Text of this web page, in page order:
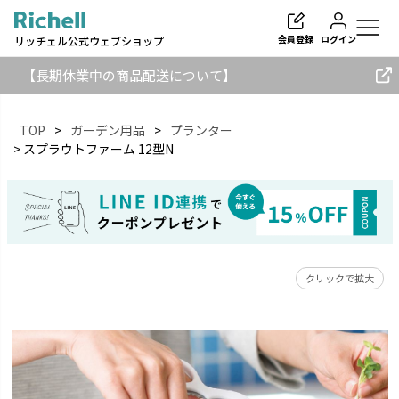
リッチェル公式ウェブショップ 会員登録 ログイン
【長期休業中の商品配送について】
TOP ガーデン用品
プランター
スプラウトファーム 12型N
クリックで拡大